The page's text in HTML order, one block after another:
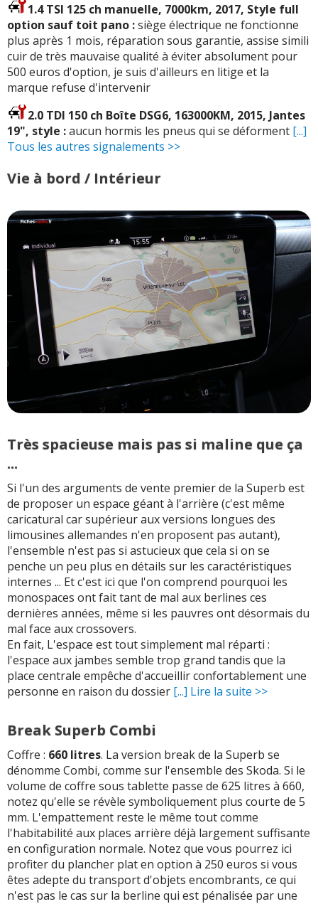
1.4 TSI 125 ch manuelle, 7000km, 2017, Style full
option sauf toit pano :siège électrique ne fonctionne
plus après 1 mois, réparation sous garantie, assise simili
cuir de très mauvaise qualité à éviter absolument pour
500 euros d'option, je suis d'ailleurs en litige et la
marque refuse d'intervenir
2.0 TDI 150 ch Boîte DSG6, 163000KM, 2015, Jantes
19", style :aucun hormis les pneus qui se déforment [...]
Tous les autres signalements >>
Vie à bord / Intérieur
Très spacieuse mais pas si maline que ça
...
Si l'un des arguments de vente premier de la Superb est
de proposer un espace géant à l'arrière (c'est même
caricatural car supérieur aux versions longues des
limousines allemandes n'en proposent pas autant),
l'ensemble n'est pas si astucieux que cela si on se
penche un peu plus en détails sur les caractéristiques
internes ... Et c'est ici que l'on comprend pourquoi les
monospaces ont fait tant de mal aux berlines ces
dernières années, même si les pauvres ont désormais du
mal face aux crossovers.
En fait, L'espace est tout simplement mal réparti :
l'espace aux jambes semble trop grand tandis que la
place centrale empêche d'accueillir confortablement une
personne en raison du dossier [...] Lire la suite >>
Break Superb Combi
Coffre : 660 litres. La version break de la Superb se
dénomme Combi, comme sur l'ensemble des Skoda. Si le
volume de coffre sous tablette passe de 625 litres à 660,
notez qu'elle se révèle symboliquement plus courte de 5
mm. L'empattement reste le même tout comme
l'habitabilité aux places arrière déjà largement suffisante
en configuration normale. Notez que vous pourrez ici
profiter du plancher plat en option à 250 euros si vous
êtes adepte du transport d'objets encombrants, ce qui
n'est pas le cas sur la berline qui est pénalisée par une